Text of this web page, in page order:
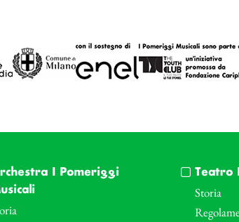
I Pomeriggi
Teatro
Storia